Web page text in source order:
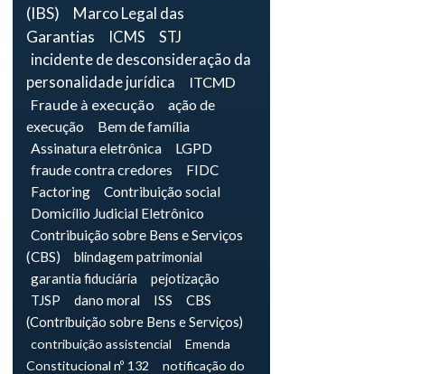
(IBS)
Marco Legal das
Garantias
ICMS
STJ
incidente de desconsideração da
personalidade jurídica
ITCMD
Fraude à execução
ação de
execução
Bem de família
Assinatura eletrônica
LGPD
fraude contra credores
FIDC
Factoring
Contribuição social
Domicílio Judicial Eletrônico
Contribuição sobre Bens e Serviços
(CBS)
blindagem patrimonial
garantia fiduciária
pejotização
TJSP
dano moral ISS
CBS
(Contribuição sobre Bens e Serviços)
contribuição assistencial
Emenda
Constitucional nº 132
notificação do